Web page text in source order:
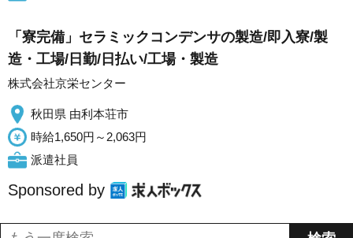
「寮完備」セラミックコンデンサの製造/即入寮/製
造・工場/日勤/日払い/工場・製造
株式会社京栄センター
秋田県 由利本荘市
時給1,650円～2,063円
派遣社員
Sponsored by